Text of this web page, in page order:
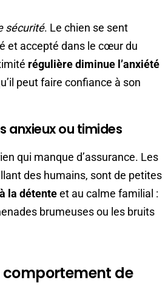
sécurité. Le chien se sent
et accepté dans le cœur du
régulière diminue l’anxiété
peut faire confiance à son
anxieux ou timides
qui manque d’assurance. Les
des humains, sont de petites
la détenteet au calme familial :
brumeuses ou les bruits
de